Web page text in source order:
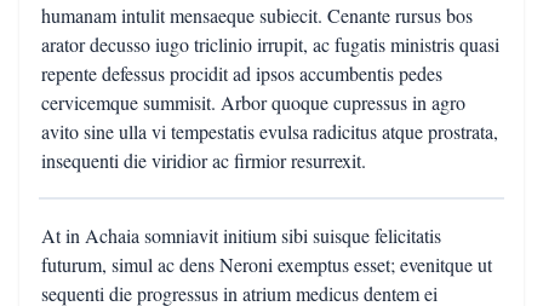
humanam intulit mensaeque subiecit. Cenante rursus bos
arator decusso iugo triclinio irrupit, ac fugatis ministris quasi
repente defessus procidit ad ipsos accumbentis pedes
cervicemque summisit. Arbor quoque cupressus in agro
avito sine ulla vi tempestatis evulsa radicitus atque prostrata,
insequenti die viridior ac firmior resurrexit.
At in Achaia somniavit initium sibi suisque felicitatis
futurum, simul ac dens Neroni exemptus esset; evenitque ut
sequenti die progressus in atrium medicus dentem ei